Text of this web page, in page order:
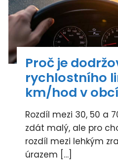
Proč je
rychlostního
km/hod v
Rozdíl mezi 30, 50 a
zdát malý, ale pro
rozdíl mezi lehkým
úrazem […]